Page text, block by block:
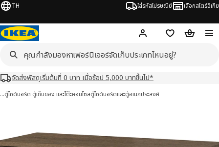
TH ใส่รหัสไปรษณีย์ เลือกสโตร์อิเกีย
Hej! เข้าสู่ระบบ หรือ ลงทะเ
ช้อปปิ้งลิสต์ตะกร้าสินค้
จัดส่งพัสดุเริ่มต้นที่ 0 บาท เมื่อช้อป 5,000 บาทขึ้นไป*
…ตู้ไซด์บอร์ด ตู้เก็บของ และโต๊ะคอนโซลตู้ไซด์บอร์ดและตู้อเนกประสงค์